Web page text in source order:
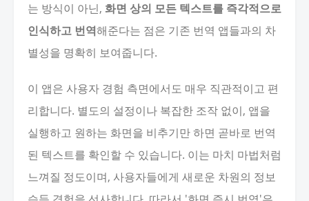
는 방식이 아닌, 화면 상의 모든 텍스트를 즉각적으로
인식하고 번역해준다는 점은 기존 번역 앱들과의 차
별성을 명확히 보여줍니다.
이 앱은 사용자 경험 측면에서도 매우 직관적이고 편
리합니다. 별도의 설정이나 복잡한 조작 없이, 앱을
실행하고 원하는 화면을 비추기만 하면 곧바로 번역
된 텍스트를 확인할 수 있습니다. 이는 마치 마법처럼
느껴질 정도이며, 사용자들에게 새로운 차원의 정보